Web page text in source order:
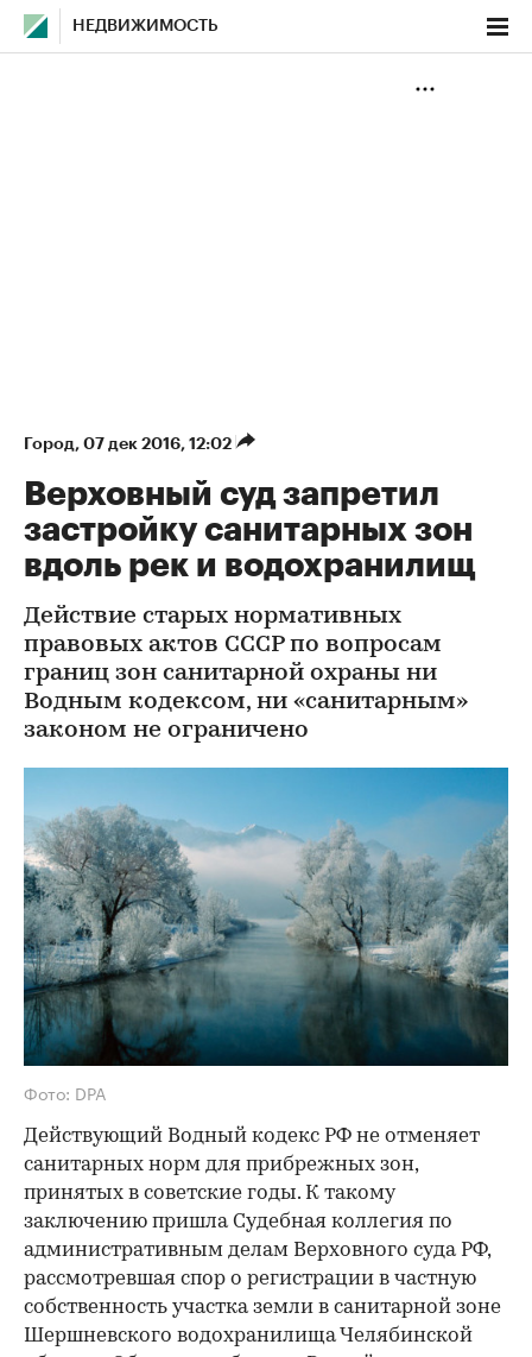
НЕДВИЖИМОСТЬ
Город⁠, 07 дек 2016, 12:02
Верховный суд запретил
застройку санитарных зон
вдоль рек и водохранилищ
Действие старых нормативных
правовых актов СССР по вопросам
границ зон санитарной охраны ни
Водным кодексом, ни «санитарным»
законом не ограничено
Фото: DPA
Действующий Водный кодекс РФ не отменяет
санитарных норм для прибрежных зон,
принятых в советские годы. К такому
заключению пришла Судебная коллегия по
административным делам Верховного суда РФ,
рассмотревшая спор о регистрации в частную
собственность участка земли в санитарной зоне
Шершневского водохранилища Челябинской